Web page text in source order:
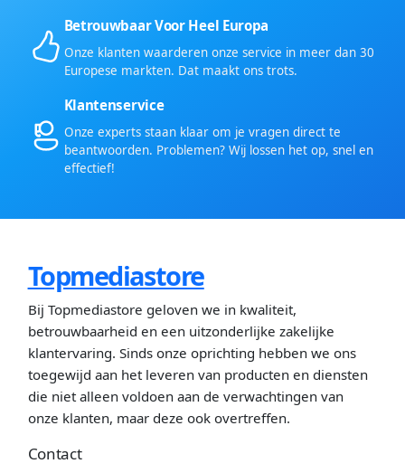
Betrouwbaar Voor Heel Europa
Onze klanten waarderen onze service in meer dan 30
Europese markten. Dat maakt ons trots.
Klantenservice
Onze experts staan klaar om je vragen direct te
beantwoorden. Problemen? Wij lossen het op, snel en
effectief!
Topmediastore
Bij Topmediastore geloven we in kwaliteit,
betrouwbaarheid en een uitzonderlijke zakelijke
klantervaring. Sinds onze oprichting hebben we ons
toegewijd aan het leveren van producten en diensten
die niet alleen voldoen aan de verwachtingen van
onze klanten, maar deze ook overtreffen.
Contact